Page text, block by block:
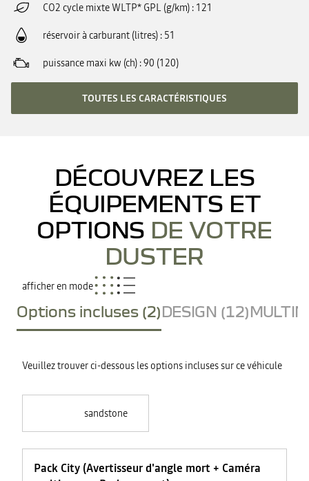
CO2 cycle mixte WLTP* GPL (g/km) 121
réservoir à carburant (litres) 51
puissance maxi kw (ch) 90 (120)
TOUTES LES CARACTÉRISTIQUES
DÉCOUVREZ LES
ÉQUIPEMENTS ET
OPTIONS DE VOTRE
DUSTER
afficher en mode
Options incluses (2)DESIGN (12)
Veuillez trouver ci-dessous les options incluses sur ce véhicule
sandstone
Pack City (Avertisseur d'angle mort + Caméra